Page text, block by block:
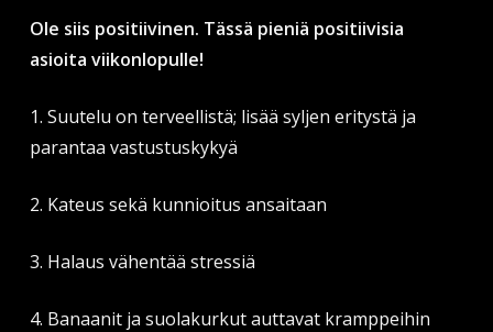
Ole siis positiivinen. Tässä pieniä positiivisia
asioita viikonlopulle!
1. Suutelu on terveellistä; lisää syljen eritystä ja
parantaa vastustuskykyä
2. Kateus sekä kunnioitus ansaitaan
3. Halaus vähentää stressiä
4. Banaanit ja suolakurkut auttavat kramppeihin